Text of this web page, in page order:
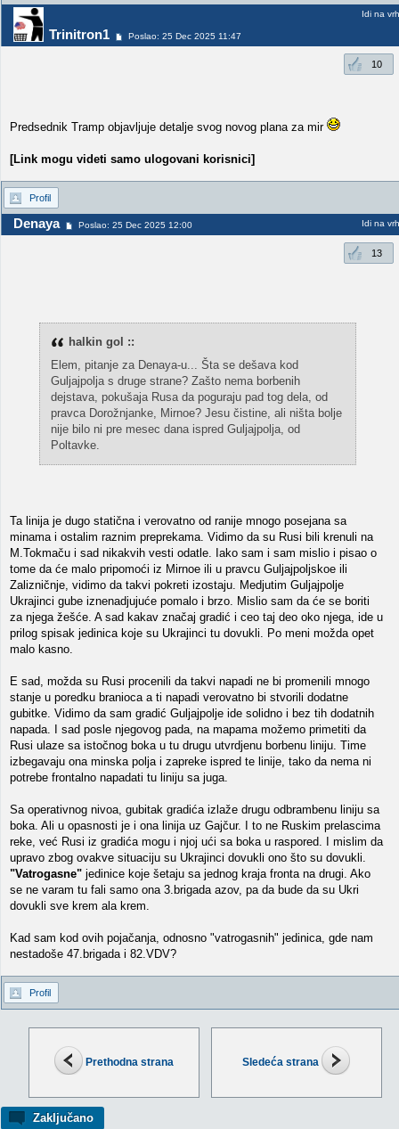
Prethodna strana Sledeća strana
Zaključano
Trinitron1 Poslao: 25 Dec 2025 11:47
Idi na vrh
10
Predsednik Tramp objavljuje detalje svog novog plana za mir
[Link mogu videti samo ulogovani korisnici]
Profil
Denaya Poslao: 25 Dec 2025 12:00 Idi na vrh
13
halkin gol ::
Elem, pitanje za Denaya-u... Šta se dešava kod
Guljajpolja s druge strane? Zašto nema borbenih
dejstava, pokušaja Rusa da poguraju pad tog dela, od
pravca Dorožnjanke, Mirnoe? Jesu čistine, ali ništa bolje
nije bilo ni pre mesec dana ispred Guljajpolja, od
Poltavke.
Ta linija je dugo statična i verovatno od ranije mnogo posejana sa
minama i ostalim raznim preprekama. Vidimo da su Rusi bili krenuli na
M.Tokmaču i sad nikakvih vesti odatle. Iako sam i sam mislio i pisao o
tome da će malo pripomoći iz Mirnoe ili u pravcu Guljajpoljskoe ili
Zalizničnje, vidimo da takvi pokreti izostaju. Medjutim Guljajpolje
Ukrajinci gube iznenadjujuće pomalo i brzo. Mislio sam da će se boriti
za njega žešće. A sad kakav značaj gradić i ceo taj deo oko njega, ide u
prilog spisak jedinica koje su Ukrajinci tu dovukli. Po meni možda opet
malo kasno.
E sad, možda su Rusi procenili da takvi napadi ne bi promenili mnogo
stanje u poredku branioca a ti napadi verovatno bi stvorili dodatne
gubitke. Vidimo da sam gradić Guljajpolje ide solidno i bez tih dodatnih
napada. I sad posle njegovog pada, na mapama možemo primetiti da
Rusi ulaze sa istočnog boka u tu drugu utvrdjenu borbenu liniju. Time
izbegavaju ona minska polja i zapreke ispred te linije, tako da nema ni
potrebe frontalno napadati tu liniju sa juga.
Sa operativnog nivoa, gubitak gradića izlaže drugu odbrambenu liniju sa
boka. Ali u opasnosti je i ona linija uz Gajčur. I to ne Ruskim prelascima
reke, već Rusi iz gradića mogu i njoj ući sa boka u raspored. I mislim da
upravo zbog ovakve situaciju su Ukrajinci dovukli ono što su dovukli.
"Vatrogasne" jedinice koje šetaju sa jednog kraja fronta na drugi. Ako
se ne varam tu fali samo ona 3.brigada azov, pa da bude da su Ukri
dovukli sve krem ala krem.
Kad sam kod ovih pojačanja, odnosno "vatrogasnih" jedinica, gde nam
nestadoše 47.brigada i 82.VDV?
Profil